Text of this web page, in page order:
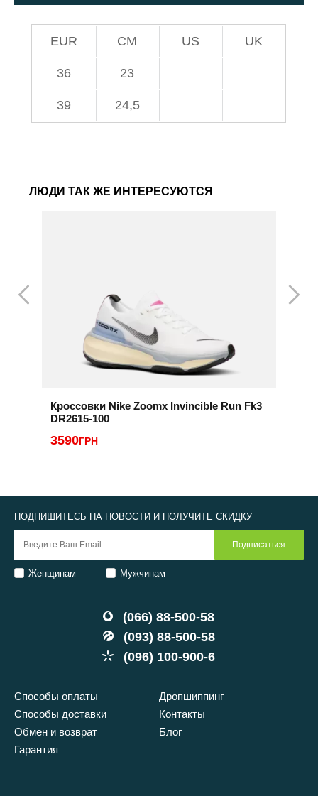
EUR СМ US UK
36 23
39 24,5
ЛЮДИ ТАК ЖЕ ИНТЕРЕСУЮТСЯ
Кроссовки Nike Zoomx Invincible Run Fk3
DR2615-100
3590ГРН
(066) 88-500-58
(093) 88-500-58
(096) 100-900-6
Способы оплаты
Способы доставки
Обмен и возврат
Гарантия
Дропшиппинг
Контакты
Блог
ПОДПИШИТЕСЬ НА НОВОСТИ И ПОЛУЧИТЕ СКИДКУ
Женщинам Мужчинам